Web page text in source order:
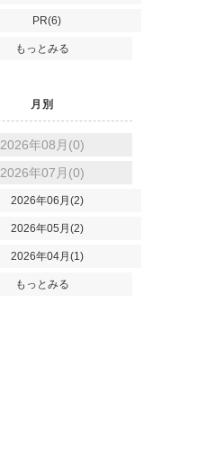
PR(6)
もっとみる
月別
2026年08月(0)
2026年07月(0)
2026年06月(2)
2026年05月(2)
2026年04月(1)
もっとみる